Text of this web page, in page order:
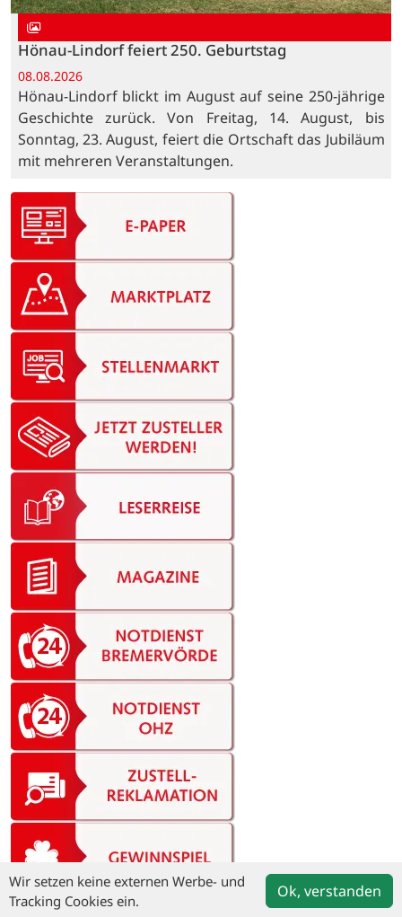
Hönau-Lindorf feiert 250. Geburtstag
08.08.2026
Hönau-Lindorf blickt im August auf seine 250-jährige
Geschichte zurück. Von Freitag, 14. August, bis
Sonntag, 23. August, feiert die Ortschaft das Jubiläum
mit mehreren Veranstaltungen.
Wir setzen keine externen Werbe- und
Tracking Cookies ein.
Ok, verstanden